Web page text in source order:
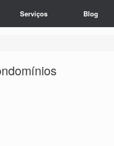
Serviços Blog